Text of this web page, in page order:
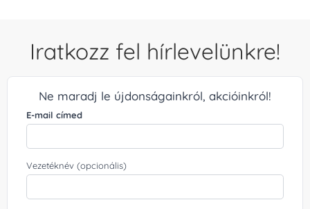
Iratkozz fel hírlevelünkre!
Ne maradj le újdonságainkról, akcióinkról!
E-mail címed
Vezetéknév (opcionális)